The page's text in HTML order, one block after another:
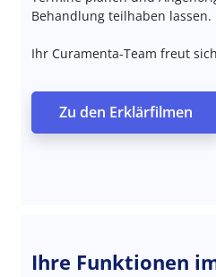
Behandlung teilhaben lassen.
Ihr Curamenta-Team freut
Zu den Erklärfilmen
Ihre Funktionen